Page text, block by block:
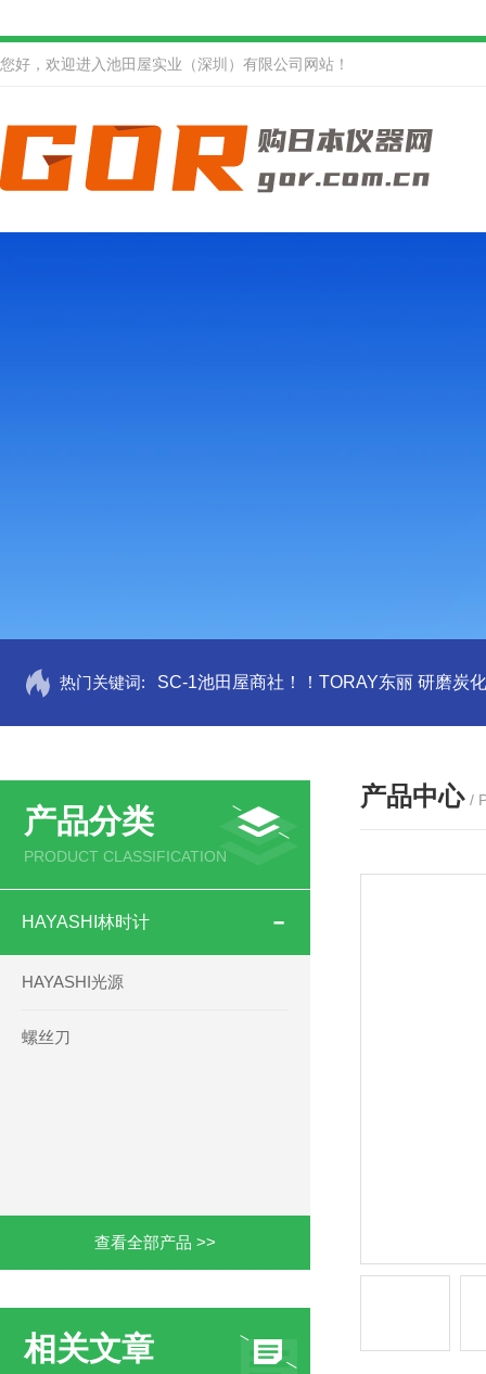
您好，欢迎进入池田屋实业（深圳）有限公司网站！
热门关键词: SC-1池田屋商社！！TORAY东丽 研磨炭
产品分类
PRODUCT CLASSIFICATION
HAYASHI林时计
HAYASHI光源
螺丝刀
查看全部产品 >>
相关文章
产品中心 /